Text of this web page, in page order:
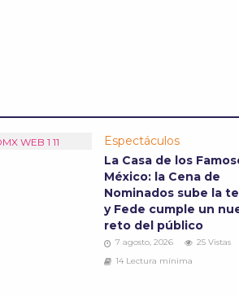
Espectáculos
La Casa de los
México: la Cena de
Nominados sube la
y Fede cumple un
reto del público
7 agosto, 2026
25 Vistas
14 Lectura mínima